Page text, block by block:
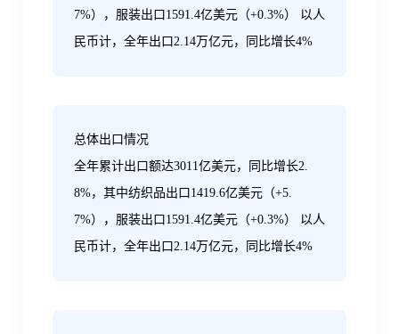
7%），服装出口1591.4亿美元（+0.3%） 以人
民币计，全年出口2.14万亿元，同比增长4%
‌总体出口情况‌
全年累计出口额达3011亿美元，同比增长2.
8%，其中纺织品出口1419.6亿美元（+5.
7%），服装出口1591.4亿美元（+0.3%） 以人
民币计，全年出口2.14万亿元，同比增长4%